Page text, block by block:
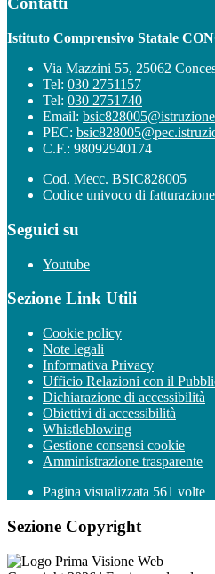
Istituto Comprensivo Statale
Via Mazzini 55, 25062
Tel: 030 2751157
Tel: 030 2751740
Email:
PEC:
C.F.: 98092940174
Cod. Mecc. BSIC828005
Codice univoco di
Seguici su
Youtube
Sezione Link Utili
Cookie policy
Note legali
Informativa Privacy
Ufficio Relazioni con il
Dichiarazione di accessibilità
Obiettivi di accessibilità
Whistleblowing
Gestione consensi cookie
Amministrazione trasparente
Pagina visualizzata 561 volte
Sezione Copyright